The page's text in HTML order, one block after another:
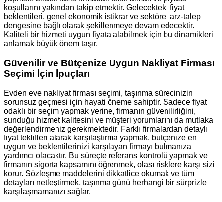
koşullarını yakından takip etmektir. Gelecekteki fiyat
beklentileri, genel ekonomik istikrar ve sektörel arz-talep
dengesine bağlı olarak şekillenmeye devam edecektir.
Kaliteli bir hizmeti uygun fiyata alabilmek için bu dinamikleri
anlamak büyük önem taşır.
Güvenilir ve Bütçenize Uygun Nakliyat Firması
Seçimi İçin İpuçları
Evden eve nakliyat firması seçimi, taşınma sürecinizin
sorunsuz geçmesi için hayati öneme sahiptir. Sadece fiyat
odaklı bir seçim yapmak yerine, firmanın güvenilirliğini,
sunduğu hizmet kalitesini ve müşteri yorumlarını da mutlaka
değerlendirmeniz gerekmektedir. Farklı firmalardan detaylı
fiyat teklifleri alarak karşılaştırma yapmak, bütçenize en
uygun ve beklentilerinizi karşılayan firmayı bulmanıza
yardımcı olacaktır. Bu süreçte referans kontrolü yapmak ve
firmanın sigorta kapsamını öğrenmek, olası risklere karşı sizi
korur. Sözleşme maddelerini dikkatlice okumak ve tüm
detayları netleştirmek, taşınma günü herhangi bir sürprizle
karşılaşmamanızı sağlar.